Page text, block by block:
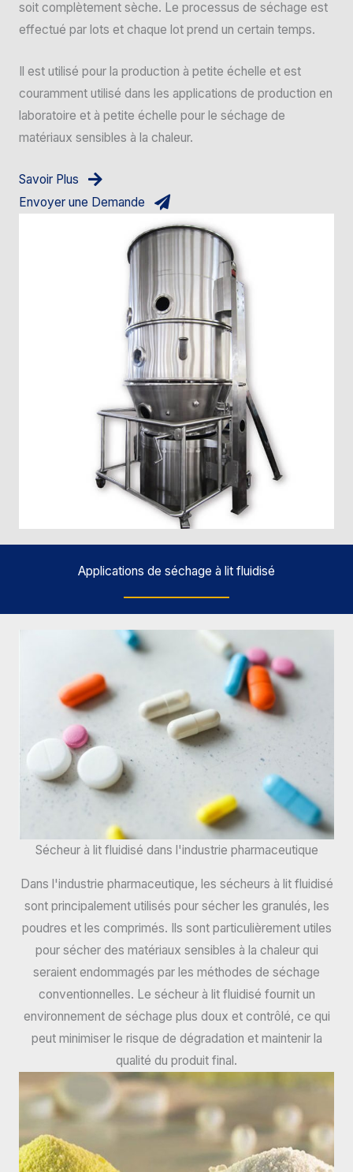
soit complètement sèche. Le processus de séchage est
effectué par lots et chaque lot prend un certain temps.
Il est utilisé pour la production à petite échelle et est
couramment utilisé dans les applications de production en
laboratoire et à petite échelle pour le séchage de
matériaux sensibles à la chaleur.
Savoir Plus
Envoyer une Demande
Applications de séchage à lit fluidisé
Sécheur à lit fluidisé dans l'industrie pharmaceutique
Dans l'industrie pharmaceutique, les sécheurs à lit fluidisé
sont principalement utilisés pour sécher les granulés, les
poudres et les comprimés. Ils sont particulièrement utiles
pour sécher des matériaux sensibles à la chaleur qui
seraient endommagés par les méthodes de séchage
conventionnelles. Le sécheur à lit fluidisé fournit un
environnement de séchage plus doux et contrôlé, ce qui
peut minimiser le risque de dégradation et maintenir la
qualité du produit final.